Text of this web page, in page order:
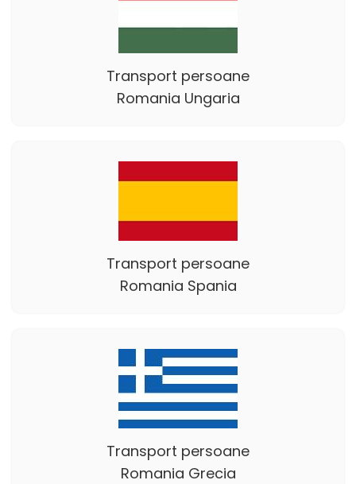
Transport persoane
Romania Ungaria
Transport persoane
Romania Spania
Transport persoane
Romania Grecia